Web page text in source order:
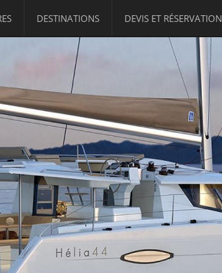
DESTINATIONS DEVIS ET RÉSERVATION